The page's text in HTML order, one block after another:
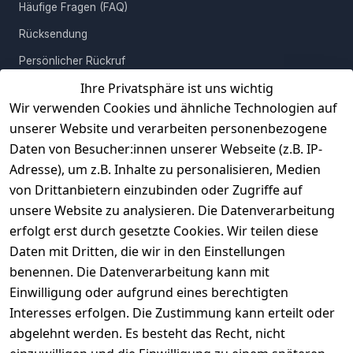
Ihre Privatsphäre ist uns wichtig
Wir verwenden Cookies und ähnliche Technologien auf
unserer Website und verarbeiten personenbezogene
Daten von Besucher:innen unserer Webseite (z.B. IP-
Adresse), um z.B. Inhalte zu personalisieren, Medien
von Drittanbietern einzubinden oder Zugriffe auf
unsere Website zu analysieren. Die Datenverarbeitung
erfolgt erst durch gesetzte Cookies. Wir teilen diese
Daten mit Dritten, die wir in den Einstellungen
benennen. Die Datenverarbeitung kann mit
Einwilligung oder aufgrund eines berechtigten
Interesses erfolgen. Die Zustimmung kann erteilt oder
abgelehnt werden. Es besteht das Recht, nicht
Häufige Fragen (FAQ)
Rücksendung
Persönlicher Rückruf
Erfahrungen
Vertrag widerrufen
INFORMATIONEN
Widerrufsrecht
Datenschutz
Unser Unternehmen
Charity & Wohltätigkeit